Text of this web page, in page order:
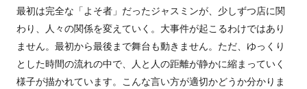
最初は完全な「よそ者」だったジャスミンが、少しずつ店に関
わり、人々の関係を変えていく。大事件が起こるわけではあり
ません。最初から最後まで舞台も動きません。ただ、ゆっくり
とした時間の流れの中で、人と人の距離が静かに縮まっていく
様子が描かれています。こんな言い方が適切かどうか分かりま